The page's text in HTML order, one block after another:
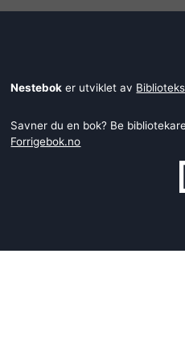
Nestebok er utviklet av
Savner du en bok? Be
Forrigebok.no